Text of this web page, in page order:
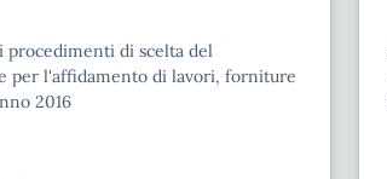
procedimenti di scelta del
per l'affidamento di lavori, forniture
2016